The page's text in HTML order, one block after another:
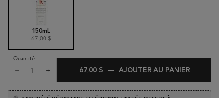
Selected
150mL
67,00 $
, 1 of 1
−
Quantité
+ 67,00 $ ― AJOUTER AU PANIER